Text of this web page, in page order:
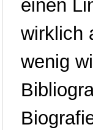
einen
wirklich
wenig